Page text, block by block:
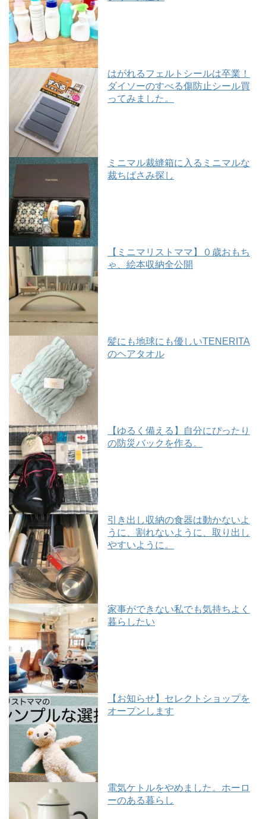
はがれるフェルトシールは卒業！
ダイソーのすべる傷防止シール買
ってみました。
ミニマル裁縫箱に入るミニマルな
裁ちばさみ探し
【ミニマリストママ】０歳おもち
ゃ、絵本収納全公開
髪にも地球にも優しいTENERITA
のヘアタオル
【ゆるく備える】自分にぴったり
の防災バックを作る。
引き出し収納の食器は動かないよ
うに、割れないように、取り出し
やすいように。
家事ができない私でも気持ちよく
暮らしたい
【お知らせ】セレクトショップを
オープンします
電気ケトルをやめました。ホーロ
ーのある暮らし